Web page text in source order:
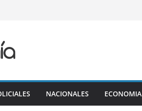
NACIONALES ECONOMIA